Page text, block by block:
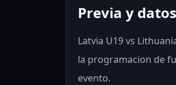
Previa y
Latvia U19 vs
la programacion de
evento.